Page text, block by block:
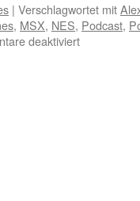
| Verschlagwortet mit
, MSX, NES, Podcast,
deaktiviertfür